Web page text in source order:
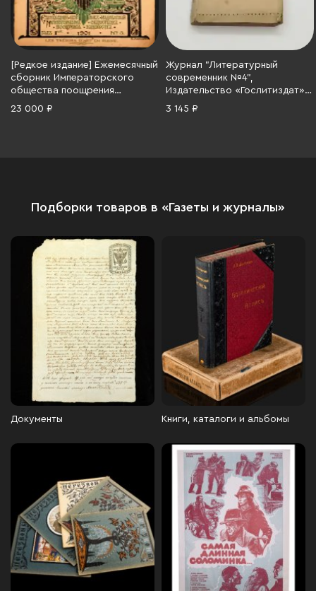
[Редкое издание] Ежемесячный
сборник Императорского
общества поощрения
художеств "Художественные
23 000 ₽
Журнал "Литературный
современник №4",
Издательство «Гослитиздат»,
бумага, печать, СССР, 1937 г.
3 145 ₽
Подборки товаров в «Газеты и журналы»
Документы Книги, каталоги и альбомы